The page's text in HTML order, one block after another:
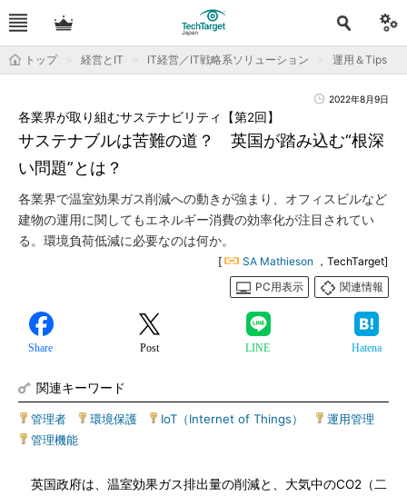
トップ 経営とIT IT経営／IT戦略系ソリューション 運用＆Tips
2022年8月9日
サステナブルは苦難の道？ 英国が踏み込む“根深
い問題”とは？
各業界が取り組むサステナビリティ【第2回】
各業界で温室効果ガス削減への動きが強まり、オフィスビルなど
建物の運用に関してもエネルギー消費の効率化が注目されてい
る。環境負荷低減に必要なのは何か。
[ SA Mathieson ，TechTarget]
PC用表示
関連情報
Share Post LINE Hatena
関連キーワード
管理者 環境保護 IoT（Internet of Things） 運用管理
管理機能
英国政府は、温室効果ガス排出量の削減と、大気中のCO2（二